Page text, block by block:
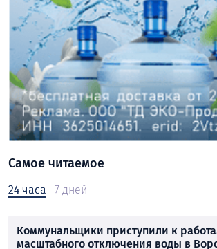
Самое читаемое
24 часа 7 дней
Коммунальщики приступили к
масштабного отключения воды в